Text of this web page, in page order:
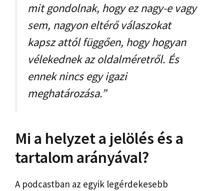
mit gondolnak, hogy ez nagy-e vagy
sem, nagyon eltérő válaszokat
kapsz attól függően, hogy hogyan
vélekednek az oldalméretről. És
ennek nincs egy igazi
meghatározása.”
Mi a helyzet a jelölés és a
tartalom arányával?
A podcastban az egyik legérdekesebb